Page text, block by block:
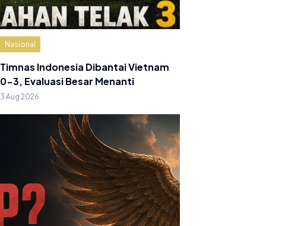
Nasional
Timnas Indonesia Dibantai Vietnam
0-3, Evaluasi Besar Menanti
3 Aug 2026